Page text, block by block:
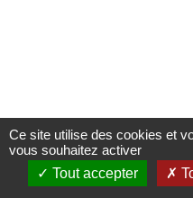
Ce site utilise des cookies et
vous souhaitez activer
Tout accepter